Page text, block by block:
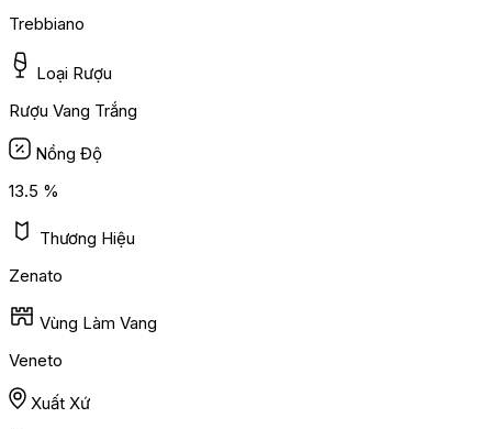
Trebbiano
Loại Rượu
Rượu Vang Trắng
Nồng Độ
13.5 %
Thương Hiệu
Zenato
Vùng Làm Vang
Veneto
Xuất Xứ